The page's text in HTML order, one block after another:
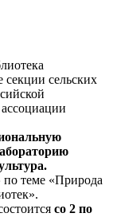
сельских
по теме «Природа
со 2 по